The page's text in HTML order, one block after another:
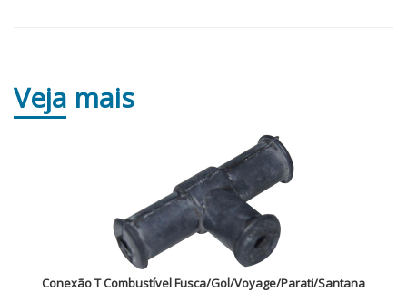
Veja mais
Conexão T Combustível Fusca/Gol/Voyage/Parati/Santana